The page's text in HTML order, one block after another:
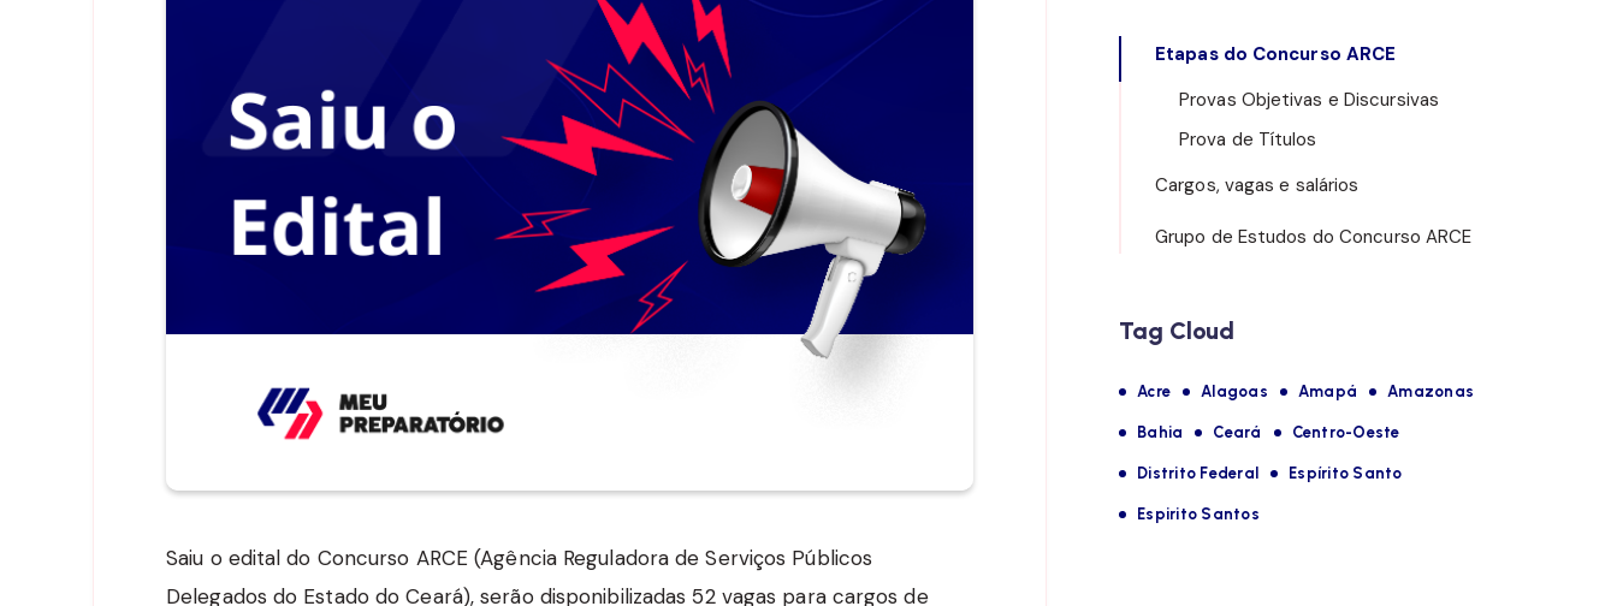
Saiu o edital do Concurso ARCE (Agência Reguladora de Serviços Públicos
Delegados do Estado do Ceará), serão disponibilizadas 52 vagas para cargos de
Etapas do Concurso ARCE
Provas Objetivas e Discursivas
Prova de Títulos
Cargos, vagas e salários
Grupo de Estudos do Concurso ARCE
Tag Cloud
Acre Alagoas Amapá Amazonas
Bahia Ceará Centro-Oeste
Distrito Federal Espírito Santo
Espirito Santos